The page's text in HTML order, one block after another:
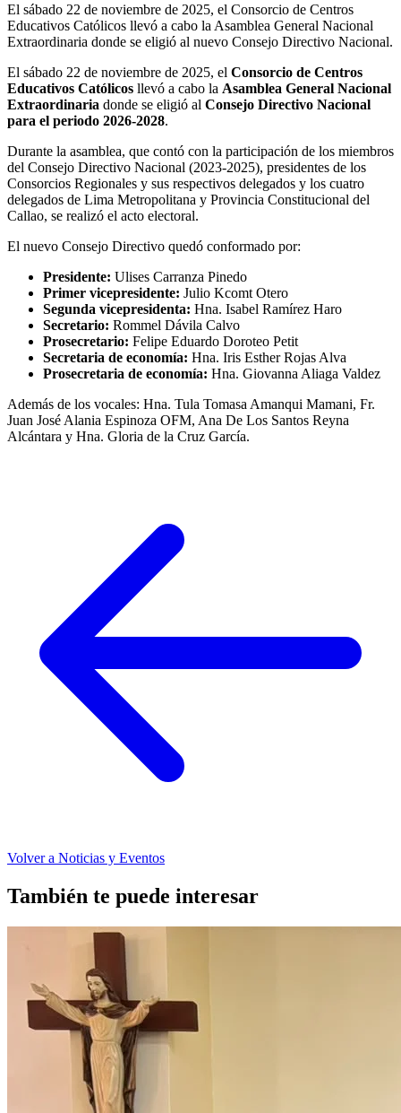
El sábado 22 de noviembre de 2025, el Consorcio de Centros
Educativos Católicos llevó a cabo la Asamblea General Nacional
Extraordinaria donde se eligió al nuevo Consejo Directivo Nacional.
El sábado 22 de noviembre de 2025, el Consorcio de Centros
Educativos Católicos llevó a cabo la Asamblea General Nacional
Extraordinaria donde se eligió al Consejo Directivo Nacional
para el periodo 2026-2028.
Durante la asamblea, que contó con la participación de los miembros
del Consejo Directivo Nacional (2023-2025), presidentes de los
Consorcios Regionales y sus respectivos delegados y los cuatro
delegados de Lima Metropolitana y Provincia Constitucional del
Callao, se realizó el acto electoral.
El nuevo Consejo Directivo quedó conformado por:
Presidente: Ulises Carranza Pinedo
Primer vicepresidente: Julio Kcomt Otero
Segunda vicepresidenta: Hna. Isabel Ramírez Haro
Secretario: Rommel Dávila Calvo
Prosecretario: Felipe Eduardo Doroteo Petit
Secretaria de economía: Hna. Iris Esther Rojas Alva
Prosecretaria de economía: Hna. Giovanna Aliaga Valdez
Además de los vocales: Hna. Tula Tomasa Amanqui Mamani, Fr.
Juan José Alania Espinoza OFM, Ana De Los Santos Reyna
Alcántara y Hna. Gloria de la Cruz García.
Volver a Noticias y Eventos
También te puede interesar